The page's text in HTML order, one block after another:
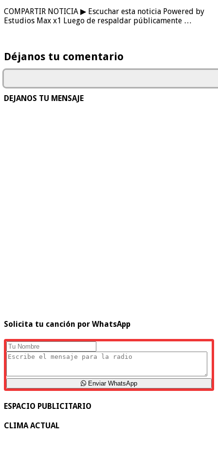
COMPARTIR NOTICIA ▶ Escuchar esta noticia Powered by
Estudios Max x1 Luego de respaldar públicamente …
Déjanos tu comentario
DEJANOS TU MENSAJE
Solicita tu canción por WhatsApp
Enviar WhatsApp
ESPACIO PUBLICITARIO
CLIMA ACTUAL